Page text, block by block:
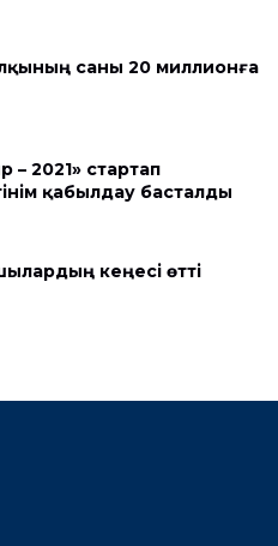
саны 20 миллионға
– 2021» стартап
қабылдау басталды
кеңесі өтті